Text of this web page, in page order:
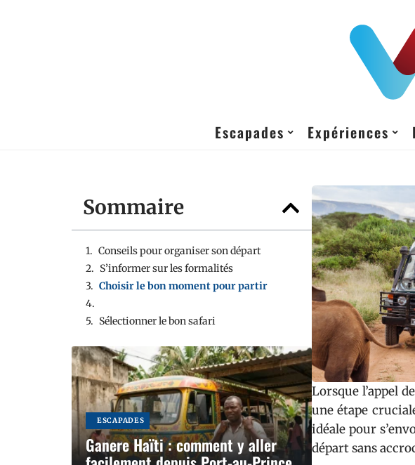
Escapades Expériences
Sommaire
Conseils pour organiser son départ
S’informer sur les formalités
Choisir le bon moment pour partir
Sélectionner le bon safari
ESCAPADES
Ganere Haïti : comment y aller
Lorsque l’appel
une étape
idéale pour
départ sans